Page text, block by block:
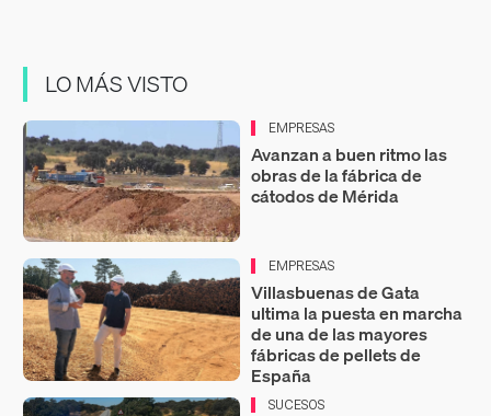
LO MÁS VISTO
EMPRESAS
Avanzan a buen ritmo las
obras de la fábrica de
cátodos de Mérida
EMPRESAS
Villasbuenas de Gata
ultima la puesta en marcha
de una de las mayores
fábricas de pellets de
España
SUCESOS